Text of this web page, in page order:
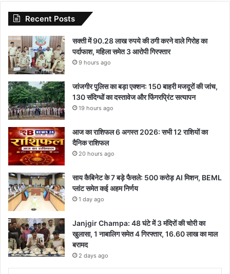
Recent Posts
सक्ती में 90.28 लाख रुपये की ठगी करने वाले गिरोह का
पर्दाफाश, महिला समेत 3 आरोपी गिरफ्तार
9 hours ago
जांजगीर पुलिस का बड़ा एक्शन: 150 बाहरी मजदूरों की जांच,
130 संदिग्धों का दस्तावेज और फिंगरप्रिंट सत्यापन
19 hours ago
आज का राशिफल 6 अगस्त 2026: सभी 12 राशियों का
दैनिक राशिफल
20 hours ago
साय कैबिनेट के 7 बड़े फैसले: 500 करोड़ AI मिशन, BEML
प्लांट समेत कई अहम निर्णय
1 day ago
Janjgir Champa: 48 घंटे में 3 मंदिरों की चोरी का
खुलासा, 1 नाबालिग समेत 4 गिरफ्तार, 16.60 लाख का माल
बरामद
2 days ago